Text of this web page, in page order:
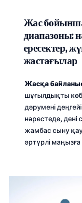
Жас
диапазоны:
ересектер,
жастағылар
Жасқа
шұғылдықты
дәрумені
нәрестеде, дені
жамбас сыну
әртүрлі